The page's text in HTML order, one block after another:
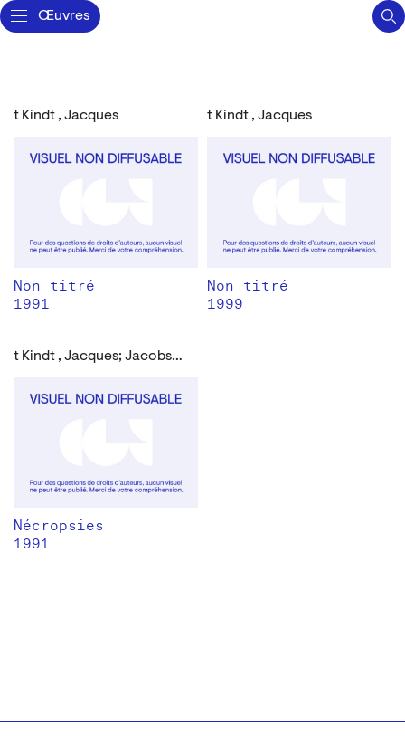
Œuvres
t Kindt , Jacques
Non titré
1991
t Kindt , Jacques
Non titré
1999
t Kindt , Jacques; Jacobsen, Catherine
Nécropsies
1991